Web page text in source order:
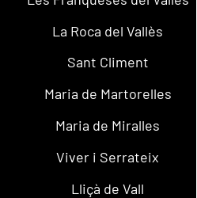
La Roca del Vallès
Sant Climent
Maria de Martorelles
Maria de Miralles
Viver i Serrateix
Lliçà de Vall